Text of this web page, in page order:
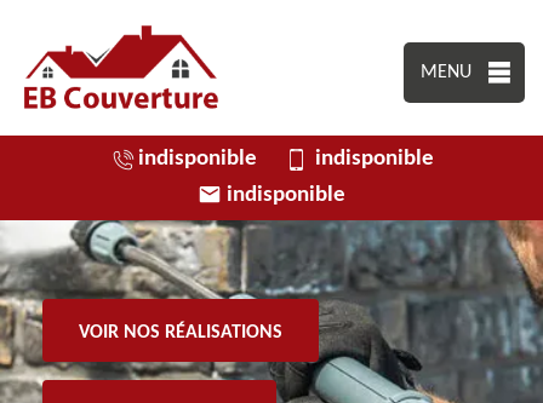
MENU
indisponible
indisponible
indisponible
VOIR NOS RÉALISATIONS